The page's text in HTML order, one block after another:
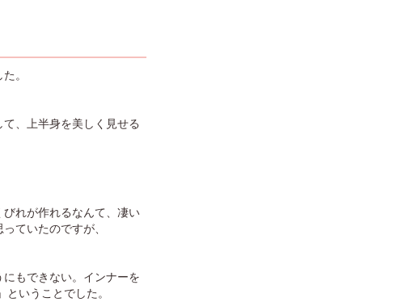
。
、上半身を美しく見せる
れが作れるなんて、凄い
ていたのですが、
もできない。インナーを
いうことでした。